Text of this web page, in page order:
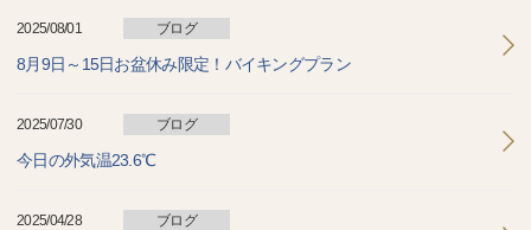
2025/08/01 ブログ
8月9日～15日お盆休み限定！バイキングプラン
2025/07/30 ブログ
今日の外気温23.6℃
2025/04/28 ブログ